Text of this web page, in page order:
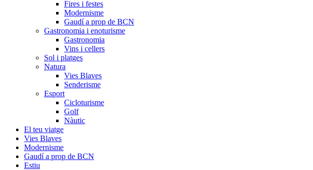
Fires i festes
Modernisme
Gaudí a prop de BCN
Gastronomia i enoturisme
Gastronomia
Vins i cellers
Sol i platges
Natura
Vies Blaves
Senderisme
Esport
Cicloturisme
Golf
Nàutic
El teu viatge
Vies Blaves
Modernisme
Gaudí a prop de BCN
Estiu